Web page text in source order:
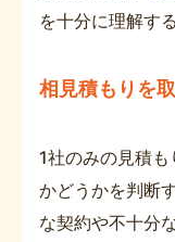
を十分に理解す
相見積もりを
1社のみの見積
かどうかを判断
な契約や不十分